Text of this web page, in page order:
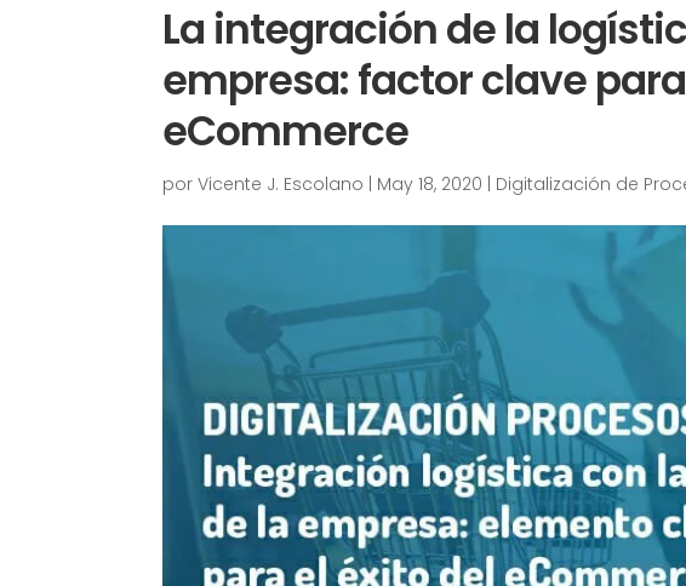
La integración de la
empresa: factor clave
eCommerce
porVicente J. Escolano May 18, 2020 Digitalización de